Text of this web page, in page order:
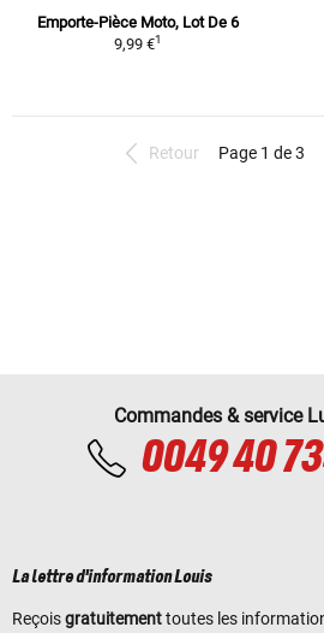
Emporte-Pièce Moto, Lot De 6
9,99 €1
Retour Page 1 de 3
Commandes & service
0049 40
La lettre d'information Louis
Reçoisgratuitementtoutes les